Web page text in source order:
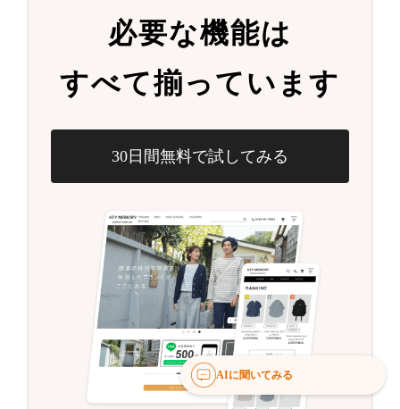
必要な機能は
すべて揃っています
30日間無料で試してみる
AIに聞いてみる